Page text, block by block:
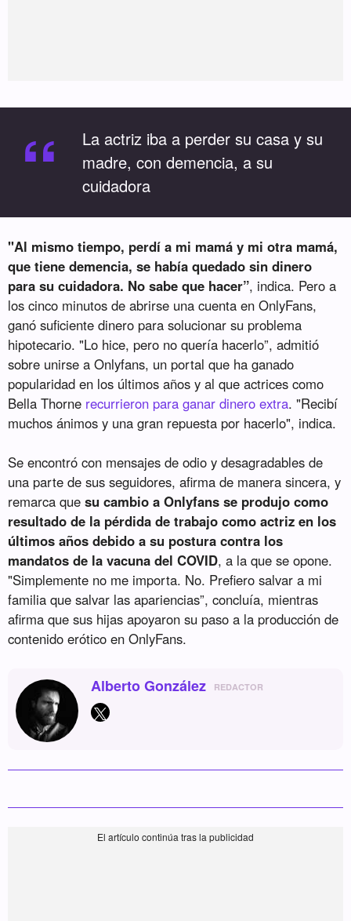
“
La actriz iba a perder su casa y su
madre, con demencia, a su
cuidadora
"Al mismo tiempo, perdí a mi mamá y mi otra mamá,
que tiene demencia, se había quedado sin dinero
para su cuidadora. No sabe que hacer”, indica. Pero a
los cinco minutos de abrirse una cuenta en OnlyFans,
ganó suficiente dinero para solucionar su problema
hipotecario. "Lo hice, pero no quería hacerlo”, admitió
sobre unirse a Onlyfans, un portal que ha ganado
popularidad en los últimos años y al que actrices como
Bella Thorne recurrieron para ganar dinero extra. "Recibí
muchos ánimos y una gran repuesta por hacerlo", indica.
Se encontró con mensajes de odio y desagradables de
una parte de sus seguidores, afirma de manera sincera, y
remarca quesu cambio a Onlyfans se produjo como
resultado de la pérdida de trabajo como actriz en los
últimos años debido a su postura contra los
mandatos de la vacuna del COVID, a la que se opone.
"Simplemente no me importa. No. Prefiero salvar a mi
familia que salvar las apariencias”, concluía, mientras
afirma que sus hijas apoyaron su paso a la producción de
contenido erótico en OnlyFans.
Alberto González REDACTOR